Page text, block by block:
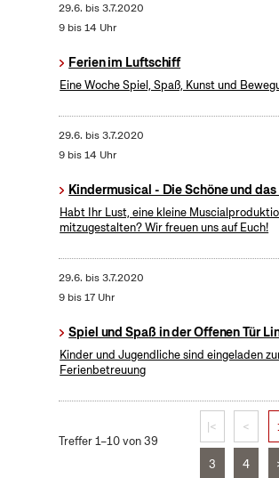
29.6. bis3.7.2020
9 bis 14 Uhr
Ferien im Luftschiff
Eine Woche Spiel, Spaß, Kunst und
29.6. bis3.7.2020
9 bis 14 Uhr
Kindermusical - Die Schöne und
Habt Ihr Lust, eine kleine
mitzugestalten? Wir freuen uns auf Euch!
29.6. bis3.7.2020
9 bis 17 Uhr
Spiel und Spaß in der Offenen Tür
Kinder und Jugendliche sind eingeladen
Ferienbetreuung
Treffer 1–10 von 39
|< <
3 4